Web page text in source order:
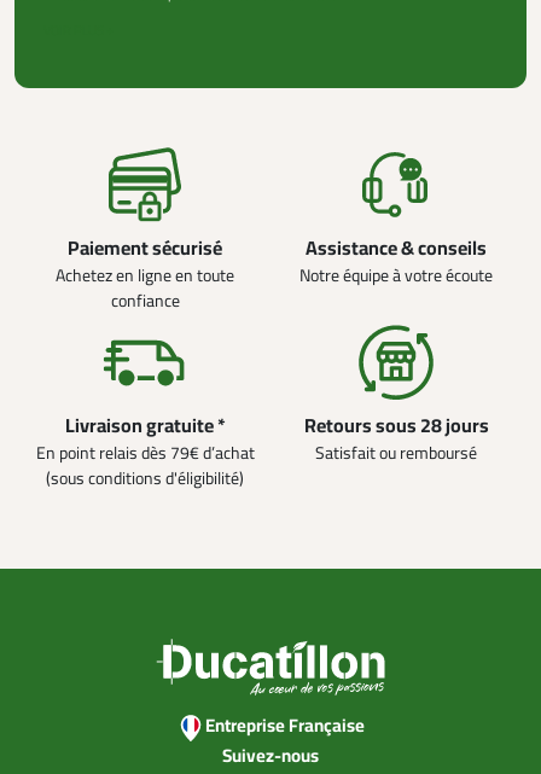
Paiement sécurisé
Achetez en ligne en toute
confiance
Assistance & conseils
Notre équipe à votre écoute
Livraison gratuite *
En point relais dès 79€ d’achat
(sous conditions d'éligibilité)
Retours sous 28 jours
Satisfait ou remboursé
Entreprise Française
Suivez-nous